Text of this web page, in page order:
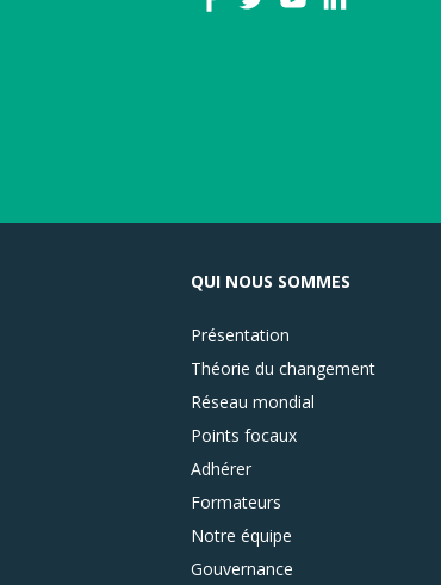
QUI NOUS SOMMES
Présentation
Théorie du changement
Réseau mondial
Points focaux
Adhérer
Formateurs
Notre équipe
Gouvernance